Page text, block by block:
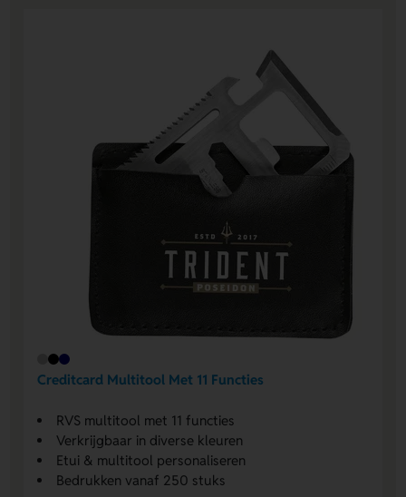
Creditcard Multitool Met 11 Functies
RVS multitool met 11 functies
Verkrijgbaar in diverse kleuren
Etui & multitool personaliseren
Bedrukken vanaf 250 stuks